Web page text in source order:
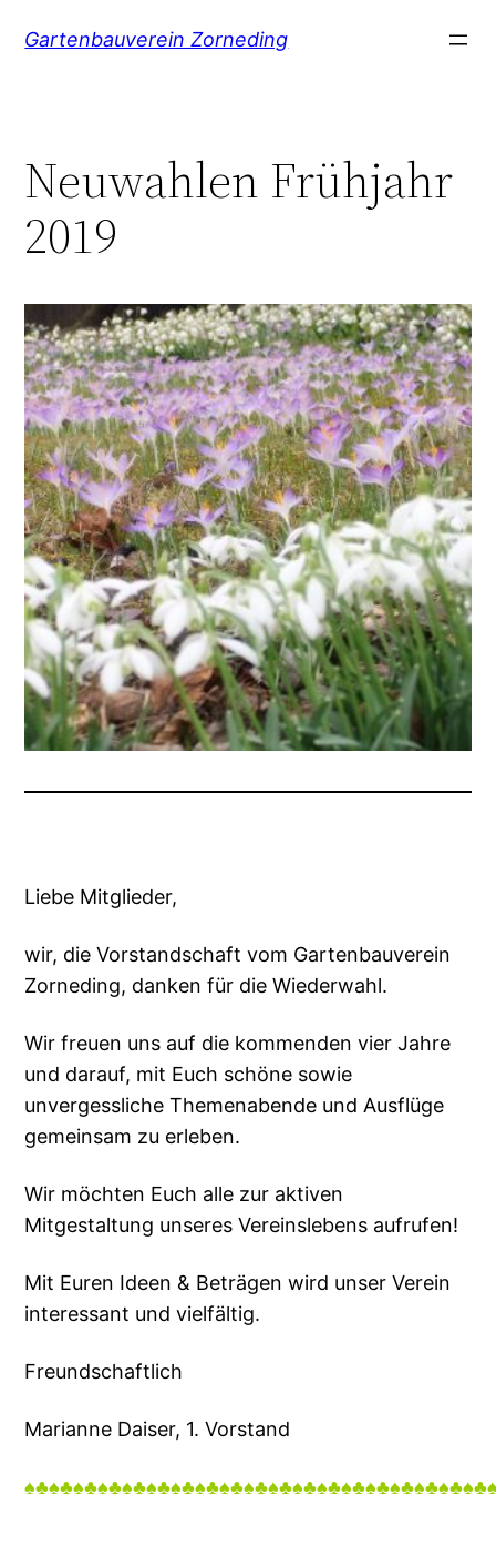
InhaltGartenbauverein Zorneding
Neuwahlen Frühjahr
2019
Liebe Mitglieder,
wir, die Vorstandschaft vom Gartenbauverein
Zorneding, danken für die Wiederwahl.
Wir freuen uns auf die kommenden vier Jahre
und darauf, mit Euch schöne sowie
unvergessliche Themenabende und Ausflüge
gemeinsam zu erleben.
Wir möchten Euch alle zur aktiven
Mitgestaltung unseres Vereinslebens aufrufen!
Mit Euren Ideen & Beträgen wird unser Verein
interessant und vielfältig.
Freundschaftlich
Marianne Daiser, 1. Vorstand